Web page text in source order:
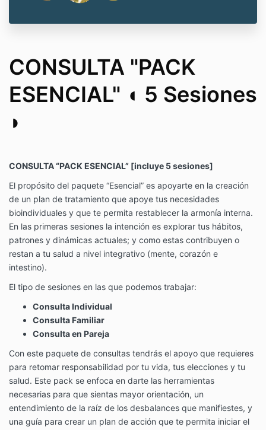
CONSULTA "PACK
ESENCIAL" ◖ 5 Sesiones
◗
CONSULTA “PACK ESENCIAL” [incluye 5 sesiones]
El propósito del paquete “Esencial” es apoyarte en la creación
de un plan de tratamiento que apoye tus necesidades
bioindividuales y que te permita restablecer la armonía interna.
En las primeras sesiones la intención es explorar tus hábitos,
patrones y dinámicas actuales; y como estas contribuyen o
restan a tu salud a nivel integrativo (mente, corazón e
intestino).
El tipo de sesiones en las que podemos trabajar:
Consulta Individual
Consulta Familiar
Consulta en Pareja
Con este paquete de consultas tendrás el apoyo que requieres
para retomar responsabilidad por tu vida, tus elecciones y tu
salud. Este pack se enfoca en darte las herramientas
necesarias para que sientas mayor orientación, un
entendimiento de la raíz de los desbalances que manifiestes, y
una guía para crear un plan de acción que te permita iniciar el